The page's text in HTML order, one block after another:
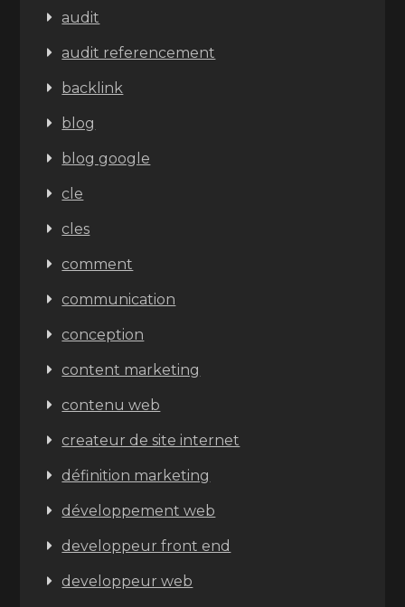
audit
audit referencement
backlink
blog
blog google
cle
cles
comment
communication
conception
content marketing
contenu web
createur de site internet
définition marketing
développement web
developpeur front end
developpeur web